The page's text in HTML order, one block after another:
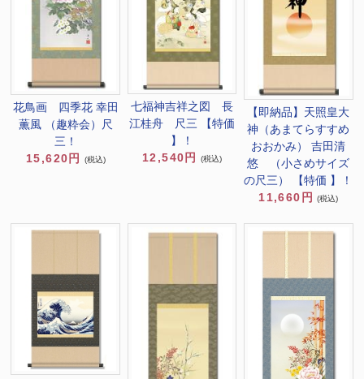
花鳥画 四季花 幸田
薫風 （趣粋会）尺
三！
15,620円
(税込)
七福神吉祥之図 長
江桂舟 尺三 【特価
】！
12,540円
(税込)
【即納品】天照皇大
神（あまてらすすめ
おおかみ） 吉田清
悠 （小さめサイズ
の尺三） 【特価 】！
11,660円
(税込)